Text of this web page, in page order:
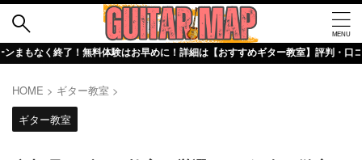
料体験はお早めに！詳細は【おすすめギター教室】評判・口コミ詳細記事でチ
HOME > ギター教室 >
ギター教室